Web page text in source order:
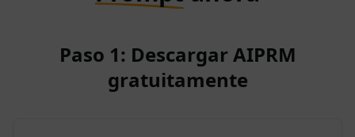
Paso 1: Descargar AIPRM
gratuitamente